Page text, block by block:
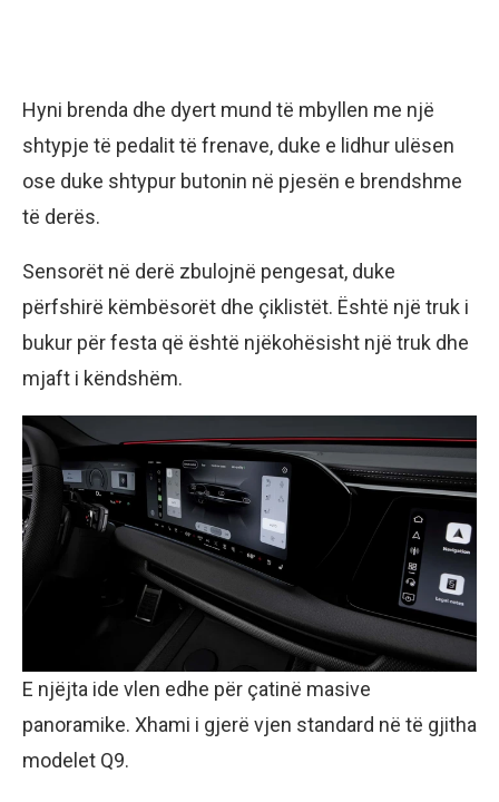
Hyni brenda dhe dyert mund të mbyllen me një
shtypje të pedalit të frenave, duke e lidhur ulësen
ose duke shtypur butonin në pjesën e brendshme
të derës.
Sensorët në derë zbulojnë pengesat, duke
përfshirë këmbësorët dhe çiklistët. Është një truk i
bukur për festa që është njëkohësisht një truk dhe
mjaft i këndshëm.
E njëjta ide vlen edhe për çatinë masive
panoramike. Xhami i gjerë vjen standard në të gjitha
modelet Q9.